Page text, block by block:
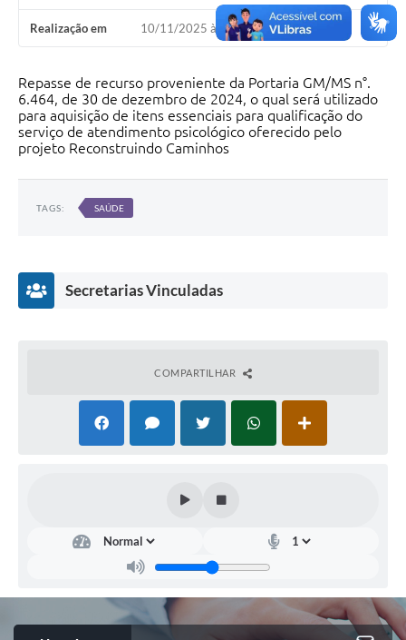
Realização em 10/11/2025 às 09h00
Repasse de recurso proveniente da Portaria GM/MS n°.
6.464, de 30 de dezembro de 2024, o qual será utilizado
para aquisição de itens essenciais para qualificação do
serviço de atendimento psicológico oferecido pelo
projeto Reconstruindo Caminhos
TAGS: SAÚDE
Secretarias Vinculadas
COMPARTILHAR